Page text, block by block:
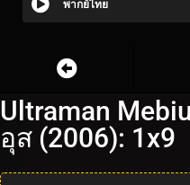
พากย์ไทย
Ultraman
อุส (2006): 1x9